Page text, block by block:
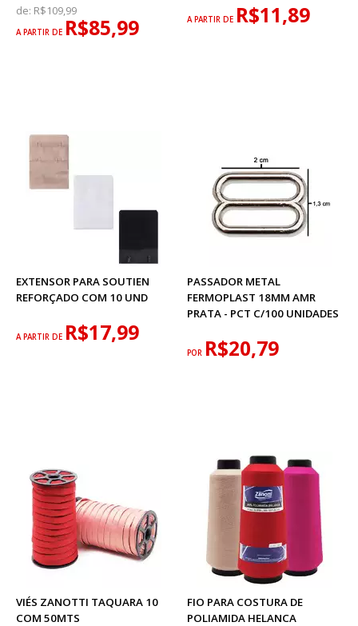
de: R$109,99
A PARTIR DE R$85,99 A PARTIR DE R$11,89
EXTENSOR PARA SOUTIEN
REFORÇADO COM 10 UND
A PARTIR DE R$17,99
PASSADOR METAL
FERMOPLAST 18MM AMR
PRATA - PCT C/100 UNIDADES
POR R$20,79
VIÉS ZANOTTI TAQUARA 10
COM 50MTS
FIO PARA COSTURA DE
POLIAMIDA HELANCA